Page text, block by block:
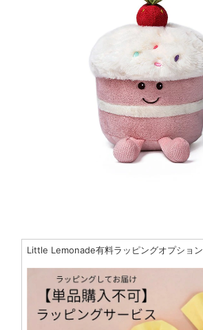
Little Lemonade有料ラッピングオプション